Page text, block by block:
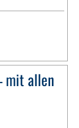
mit allen